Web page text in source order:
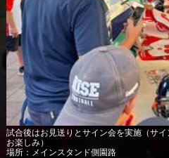
試合後はお見送りとサイン会を実施（サ
お楽しみ）
場所：メインスタンド側園路